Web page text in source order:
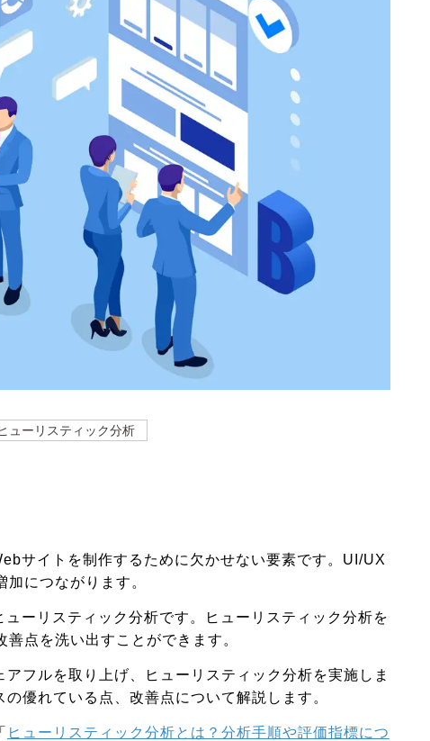
ューリスティック分析
サイトを制作するために欠かせない要素です。UI/UX
につながります。
ーリスティック分析です。ヒューリスティック分析を
点を洗い出すことができます。
フルを取り上げ、ヒューリスティック分析を実施しま
優れている点、改善点について解説します。
ヒューリスティック分析とは？分析手順や評価指標につ